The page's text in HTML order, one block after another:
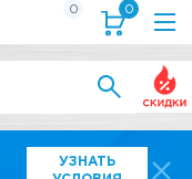
УЗНАТЬ
0 0